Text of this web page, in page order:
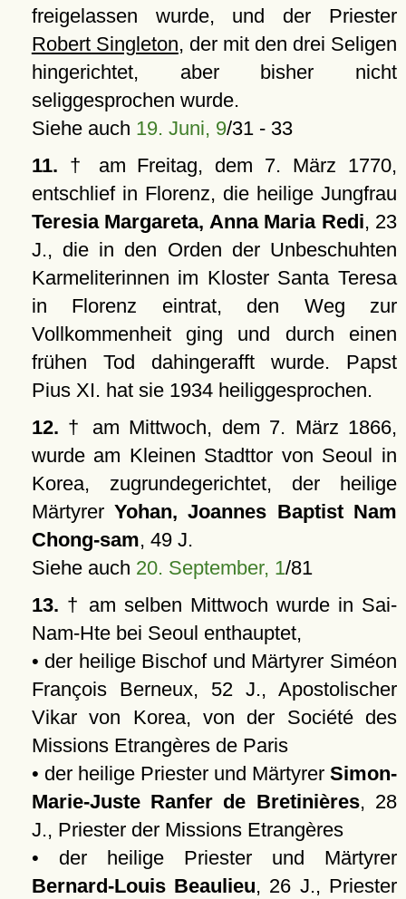
freigelassen wurde, und der Priester
Robert Singleton, der mit den drei Seligen
hingerichtet, aber bisher nicht
seliggesprochen wurde.
Siehe auch 19. Juni, 9/31 - 33
11. † am Freitag, dem 7. März 1770,
entschlief in Florenz, die heilige Jungfrau
Teresia Margareta, Anna Maria Redi, 23
J., die in den Orden der Unbeschuhten
Karmeliterinnen im Kloster Santa Teresa
in Florenz eintrat, den Weg zur
Vollkommenheit ging und durch einen
frühen Tod dahingerafft wurde. Papst
Pius XI. hat sie 1934 heiliggesprochen.
12. † am Mittwoch, dem 7. März 1866,
wurde am Kleinen Stadttor von Seoul in
Korea, zugrundegerichtet, der heilige
MärtyrerYohan, Joannes Baptist Nam
Chong-sam, 49 J.
Siehe auch 20. September, 1/81
13. † am selben Mittwoch wurde in Sai-
Nam-Hte bei Seoul enthauptet,
• der heilige Bischof und Märtyrer Siméon
François Berneux, 52 J., Apostolischer
Vikar von Korea, von der Société des
Missions Etrangères de Paris
• der heilige Priester und Märtyrer Simon-
Marie-Juste Ranfer de Bretinières, 28
J., Priester der Missions Etrangères
• der heilige Priester und Märtyrer
Bernard-Louis Beaulieu, 26 J., Priester